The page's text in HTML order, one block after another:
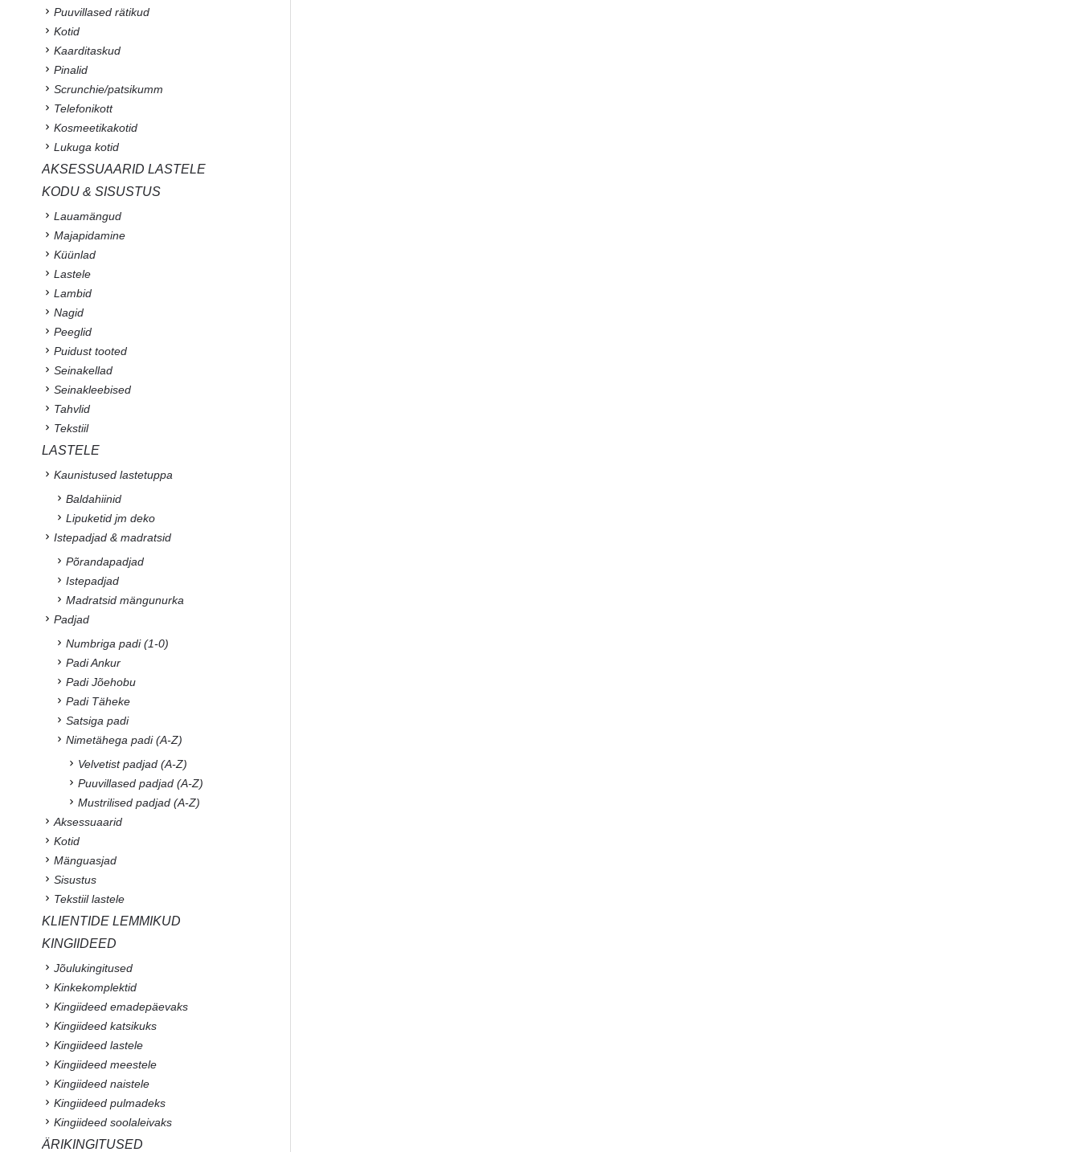
Puuvillased rätikud
Kotid
Kaarditaskud
Pinalid
Scrunchie/patsikumm
Telefonikott
Kosmeetikakotid
Lukuga kotid
AKSESSUAARID LASTELE
KODU & SISUSTUS
Lauamängud
Majapidamine
Küünlad
Lastele
Lambid
Nagid
Peeglid
Puidust tooted
Seinakellad
Seinakleebised
Tahvlid
Tekstiil
LASTELE
Kaunistused lastetuppa
Baldahiinid
Lipuketid jm deko
Istepadjad & madratsid
Põrandapadjad
Istepadjad
Madratsid mängunurka
Padjad
Numbriga padi (1-0)
Padi Ankur
Padi Jõehobu
Padi Täheke
Satsiga padi
Nimetähega padi (A-Z)
Velvetist padjad (A-Z)
Puuvillased padjad (A-Z)
Mustrilised padjad (A-Z)
Aksessuaarid
Kotid
Mänguasjad
Sisustus
Tekstiil lastele
KLIENTIDE LEMMIKUD
KINGIIDEED
Jõulukingitused
Kinkekomplektid
Kingiideed emadepäevaks
Kingiideed katsikuks
Kingiideed lastele
Kingiideed meestele
Kingiideed naistele
Kingiideed pulmadeks
Kingiideed soolaleivaks
ÄRIKINGITUSED